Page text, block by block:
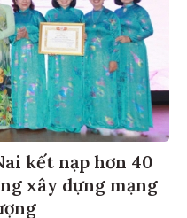
kết nạp hơn 40
xây dựng mạng